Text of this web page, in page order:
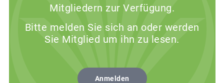
Mitgliedern zur Verfügung.
Bitte melden Sie sich an oder werden
Sie Mitglied um ihn zu lesen.
Anmelden